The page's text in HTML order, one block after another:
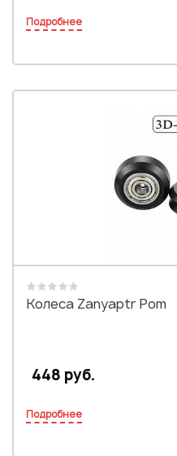
Подробнее
Колеса Zanyaptr Pom
448 руб.
Подробнее